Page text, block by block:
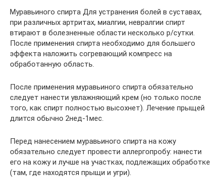
Муравьиного спирта Для устранения болей в суставах,
при различных артритах, миалгии, невралгии спирт
втирают в болезненные области несколько р/сутки.
После применения спирта необходимо для большего
эффекта наложить согревающий компресс на
обработанную область.
После применения муравьиного спирта обязательно
следует нанести увлажняющий крем (но только после
того, как спирт полностью высохнет). Лечение прыщей
длится обычно 2нед-1мес.
Перед нанесением муравьиного спирта на кожу
обязательно следует провести аллергопробу: нанести
его на кожу и лучше на участках, подлежащих обработке
(там, где находятся прыщи и угри).